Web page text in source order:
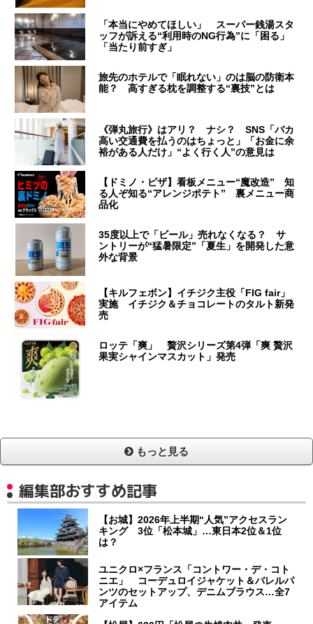
「本当にやめてほしい」 スーパー銭湯スタ
ッフが訴える“利用時のNG行為”に「困る」
「当たり前すぎ」
旅先のホテルで「眠れない」のは脳の防衛本
能？ 高すぎる枕を調整する“裏技”とは
《弾丸旅行》はアリ？ ナシ？ SNS「バカ
高い交通費を払うのはちょっと」「お金に余
裕がある人だけ」“よく行く人”の意見は
【ドミノ・ピザ】看板メニュー“魔改造” 知
る人ぞ知る“アレンジポテト” 裏メニュー商
品化
35度以上で「ビール」売れなくなる？ サ
ントリーが“猛暑限定”「夏生」を開発した意
外な背景
【キルフェボン】イチジク主役「FIG fair」
実施 イチジク＆チョコレートのタルト新発
売
ロッテ「爽」 贅沢シリーズ第4弾「爽 贅沢
果実シャインマスカット」発売
もっと見る
編集部おすすめ記事
【お城】2026年上半期“人気”アクセスラン
キング 3位「松本城」…東日本2位＆1位
は？
ユニクロ×フランス「コントワー・デ・コト
ニエ」 コーデュロイジャケット＆バレルパ
ンツのセットアップ、デニムブラウス…全7
アイテム